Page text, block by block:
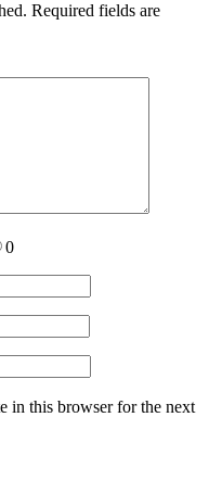
Required fields are
0
in this browser for the next